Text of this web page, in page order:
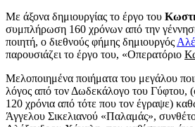
Με άξονα δημιουργίας το έργο του
συμπλήρωση 160 χρόνων από την
ποιητή, ο διεθνούς φήμης δημιουργός
παρουσιάζει το έργο του, «Οπερατόριο
Μελοποιημένα ποιήματα του μεγάλου
λόγος από τον Δωδεκάλογο του Γύφτου,
120 χρόνια από τότε που τον έγραψε)
Άγγελου Σικελιανού «Παλαμάς»,